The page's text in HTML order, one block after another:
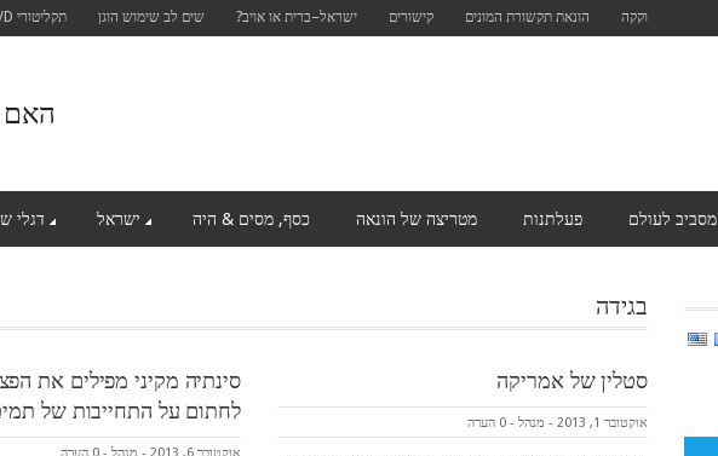
תקליטורי DVD שים לב שימוש הוגן ישראל–ברית או אויב? קישורים הונאת תקשורת המונים וקקה
האם
דגלי ישראל כסף, מסים & היה מטריצה ​​של הונאה פעלתנות מסביב לעולם
בגידה
סינתיה מקיני מפילים את
לחתום על התחייבות של
סטלין של אמריקה
אוקטובר 1, 2013 - מנהל - 0 הערה